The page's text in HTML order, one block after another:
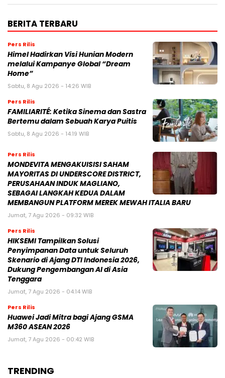
BERITA TERBARU
Pers Rilis
Himel Hadirkan Visi Hunian Modern
melalui Kampanye Global “Dream
Home”
Sabtu, 8 Agu 2026 - 14:26 WIB
Pers Rilis
FAMILIARITÉ: Ketika Sinema dan Sastra
Bertemu dalam Sebuah Karya Puitis
Sabtu, 8 Agu 2026 - 14:19 WIB
Pers Rilis
MONDEVITA MENGAKUISISI SAHAM
MAYORITAS DI UNDERSCORE DISTRICT,
PERUSAHAAN INDUK MAGLIANO,
SEBAGAI LANGKAH KEDUA DALAM
MEMBANGUN PLATFORM MEREK MEWAH ITALIA BARU
Jumat, 7 Agu 2026 - 09:32 WIB
Pers Rilis
HIKSEMI Tampilkan Solusi
Penyimpanan Data untuk Seluruh
Skenario di Ajang DTI Indonesia 2026,
Dukung Pengembangan AI di Asia
Tenggara
Jumat, 7 Agu 2026 - 04:14 WIB
Pers Rilis
Huawei Jadi Mitra bagi Ajang GSMA
M360 ASEAN 2026
Jumat, 7 Agu 2026 - 00:42 WIB
TRENDING